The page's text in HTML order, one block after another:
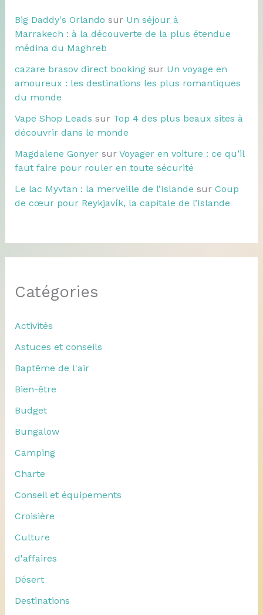
Big Daddy's Orlando sur Un séjour à
Marrakech : à la découverte de la plus étendue
médina du Maghreb
cazare brasov direct bookingsur Un voyage en
amoureux : les destinations les plus romantiques
du monde
Vape Shop Leads sur Top 4 des plus beaux sites à
découvrir dans le monde
Magdalene Gonyersur Voyager en voiture : ce qu’il
faut faire pour rouler en toute sécurité
Le lac Myvtan : la merveille de l’Islande sur Coup
de cœur pour Reykjavík, la capitale de l’Islande
Catégories
Activités
Astuces et conseils
Baptême de l'air
Bien-être
Budget
Bungalow
Camping
Charte
Conseil et équipements
Croisière
Culture
d'affaires
Désert
Destinations